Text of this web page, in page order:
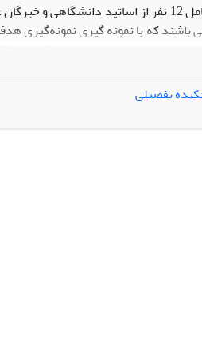
از نوع تحلیل مضمون می باشد. جامعه آماری شامل
که با نمونه گیری نمونه‌گیری
مدیریت سازمانی و مدیریت تیمی
مدیریت سازمانی و مدیریت تیمی و
تفصیلی